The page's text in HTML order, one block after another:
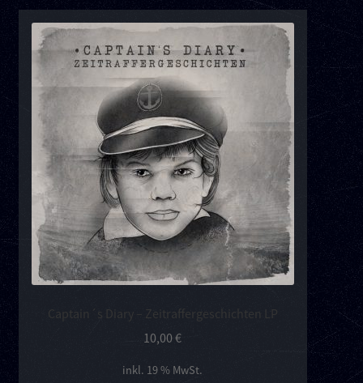
Captain´s Diary – Zeitraffergeschichten LP
10,00€
inkl. 19 % MwSt.